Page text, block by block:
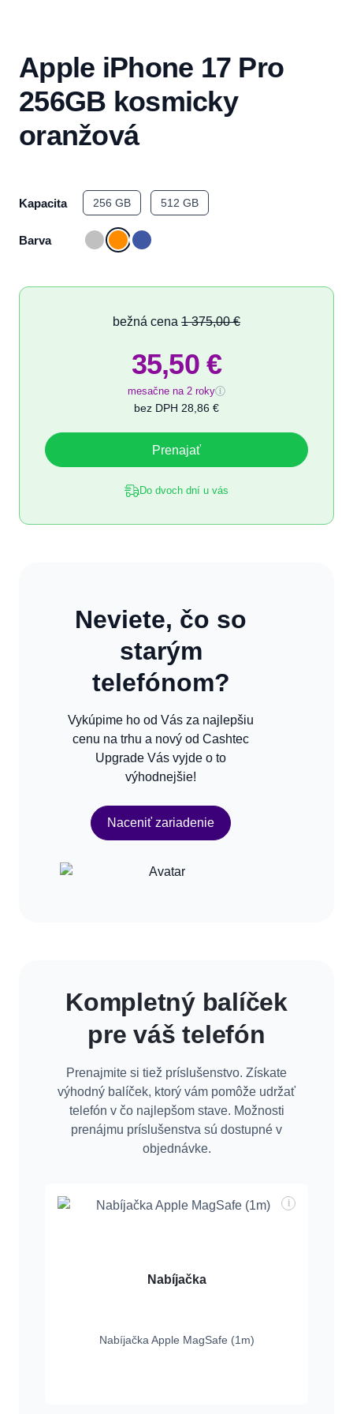
Apple iPhone 17 Pro
256GB kosmicky
oranžová
Kapacita 256 GB 512 GB
Barva
bežná cena 1 375,00 €
35,50 €
mesačne na 2 roky
bez DPH 28,86 €
Prenajať
Do dvoch dní u vás
Neviete, čo so
starým
telefónom?
Vykúpime ho od Vás za najlepšiu
cenu na trhu a nový od Cashtec
Upgrade Vás vyjde o to
výhodnejšie!
Naceniť zariadenie
Kompletný balíček
pre váš telefón
Prenajmite si tiež príslušenstvo. Získate
výhodný balíček, ktorý vám pomôže udržať
telefón v čo najlepšom stave. Možnosti
prenájmu príslušenstva sú dostupné v
objednávke.
i
Nabíjačka
Nabíjačka Apple MagSafe (1m)